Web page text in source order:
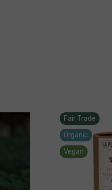
Fair Trade
Organic
Vegan